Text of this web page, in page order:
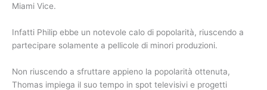
Miami Vice.
Infatti Philip ebbe un notevole calo di popolarità, riuscendo a
partecipare solamente a pellicole di minori produzioni.
Non riuscendo a sfruttare appieno la popolarità ottenuta,
Thomas impiega il suo tempo in spot televisivi e progetti